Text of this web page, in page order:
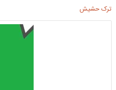
ترک حشیش